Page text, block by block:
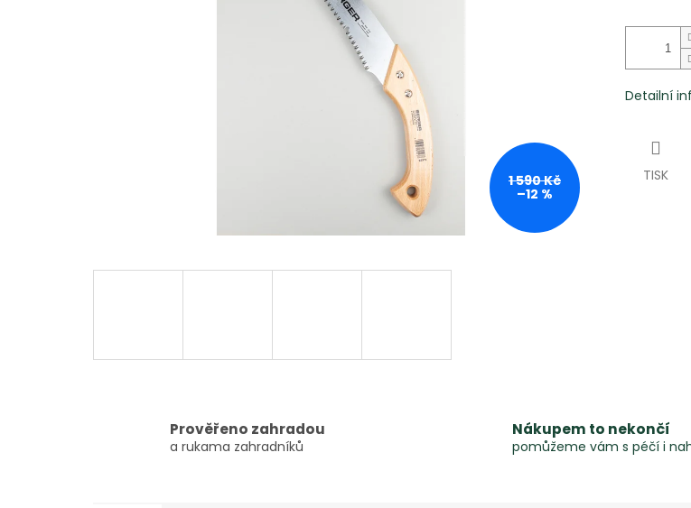
1 590 Kč
–12 %
Detailní
TISK
Prověřeno zahradou
a rukama zahradníků
Nákupem to nekončí
pomůžeme vám s péčí i